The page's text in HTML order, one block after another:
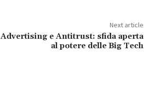
Next article
Advertising e Antitrust: sfida aperta
al potere delle Big Tech